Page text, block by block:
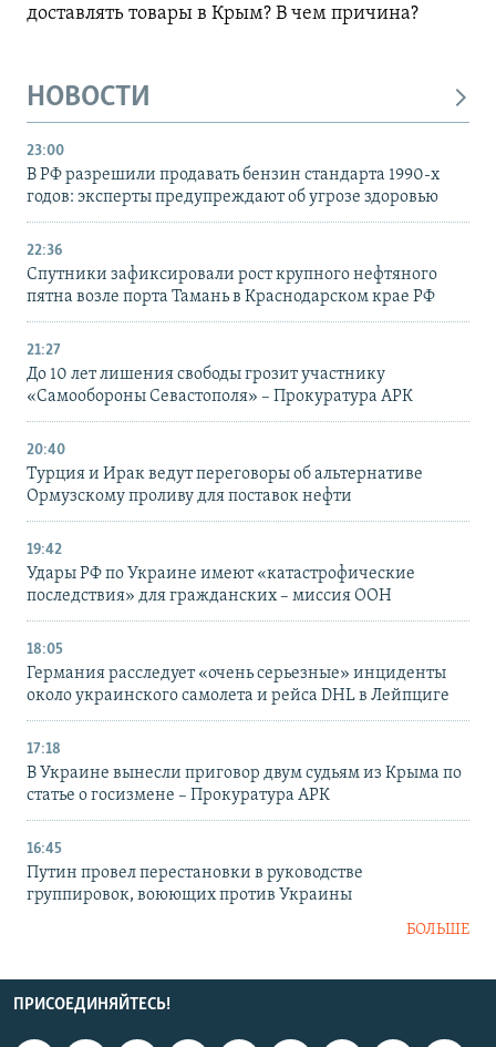
доставлять товары в Крым? В чем причина?
НОВОСТИ
23:00
В РФ разрешили продавать бензин стандарта 1990-х
годов: эксперты предупреждают об угрозе здоровью
22:36
Спутники зафиксировали рост крупного нефтяного
пятна возле порта Тамань в Краснодарском крае РФ
21:27
До 10 лет лишения свободы грозит участнику
«Самообороны Севастополя» – Прокуратура АРК
20:40
Турция и Ирак ведут переговоры об альтернативе
Ормузскому проливу для поставок нефти
19:42
Удары РФ по Украине имеют «катастрофические
последствия» для гражданских – миссия ООН
18:05
Германия расследует «очень серьезные» инциденты
около украинского самолета и рейса DHL в Лейпциге
17:18
В Украине вынесли приговор двум судьям из Крыма по
статье о госизмене – Прокуратура АРК
16:45
Путин провел перестановки в руководстве
группировок, воюющих против Украины
БОЛЬШЕ
ПРИСОЕДИНЯЙТЕСЬ!